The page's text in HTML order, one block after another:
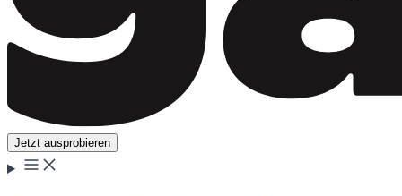
Jetzt ausprobieren